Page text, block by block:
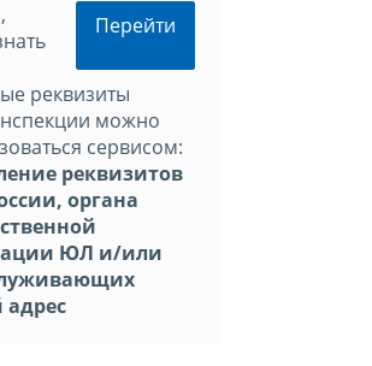
Перейти
реквизиты
можно
сервисом:
реквизитов
органа
ЮЛ и/или